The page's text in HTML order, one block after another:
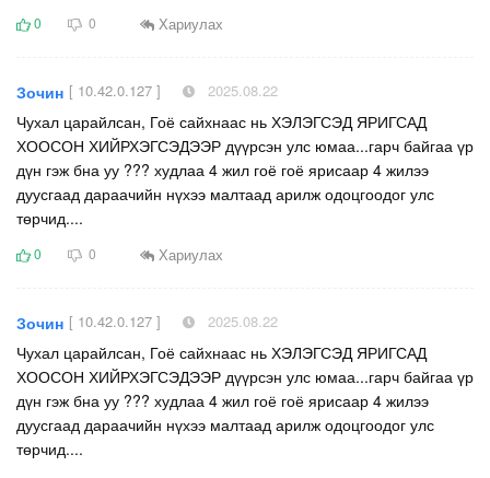
0 0 Хариулах
Зочин [ 10.42.0.127 ] 2025.08.22
Чухал царайлсан, Гоё сайхнаас нь ХЭЛЭГСЭД ЯРИГСАД
ХООСОН ХИЙРХЭГСЭДЭЭР дүүрсэн улс юмаа...гарч байгаа үр
дүн гэж бна уу ??? худлаа 4 жил гоё гоё ярисаар 4 жилээ
дуусгаад дараачийн нүхээ малтаад арилж одоцгоодог улс
төрчид....
0 0 Хариулах
Зочин [ 10.42.0.127 ] 2025.08.22
Чухал царайлсан, Гоё сайхнаас нь ХЭЛЭГСЭД ЯРИГСАД
ХООСОН ХИЙРХЭГСЭДЭЭР дүүрсэн улс юмаа...гарч байгаа үр
дүн гэж бна уу ??? худлаа 4 жил гоё гоё ярисаар 4 жилээ
дуусгаад дараачийн нүхээ малтаад арилж одоцгоодог улс
төрчид....